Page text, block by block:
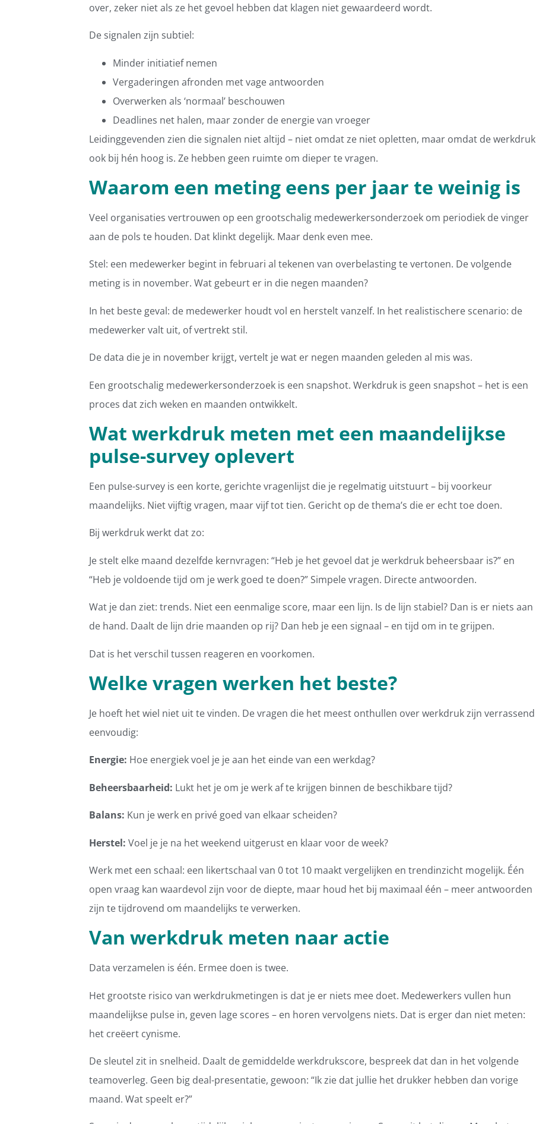
over, zeker niet als ze het gevoel hebben dat klagen niet gewaardeerd wordt.
De signalen zijn subtiel:
Minder initiatief nemen
Vergaderingen afronden met vage antwoorden
Overwerken als ‘normaal’ beschouwen
Deadlines net halen, maar zonder de energie van vroeger
Leidinggevenden zien die signalen niet altijd – niet omdat ze niet opletten, maar omdat de werkdruk
ook bij hén hoog is. Ze hebben geen ruimte om dieper te vragen.
Waarom een meting eens per jaar te weinig is
Veel organisaties vertrouwen op een grootschalig medewerkersonderzoek om periodiek de vinger
aan de pols te houden. Dat klinkt degelijk. Maar denk even mee.
Stel: een medewerker begint in februari al tekenen van overbelasting te vertonen. De volgende
meting is in november. Wat gebeurt er in die negen maanden?
In het beste geval: de medewerker houdt vol en herstelt vanzelf. In het realistischere scenario: de
medewerker valt uit, of vertrekt stil.
De data die je in november krijgt, vertelt je wat er negen maanden geleden al mis was.
Een grootschalig medewerkersonderzoek is een snapshot. Werkdruk is geen snapshot – het is een
proces dat zich weken en maanden ontwikkelt.
Wat werkdruk meten met een maandelijkse
pulse-survey oplevert
Een pulse-survey is een korte, gerichte vragenlijst die je regelmatig uitstuurt – bij voorkeur
maandelijks. Niet vijftig vragen, maar vijf tot tien. Gericht op de thema’s die er echt toe doen.
Bij werkdruk werkt dat zo:
Je stelt elke maand dezelfde kernvragen: “Heb je het gevoel dat je werkdruk beheersbaar is?” en
“Heb je voldoende tijd om je werk goed te doen?” Simpele vragen. Directe antwoorden.
Wat je dan ziet: trends. Niet een eenmalige score, maar een lijn. Is de lijn stabiel? Dan is er niets aan
de hand. Daalt de lijn drie maanden op rij? Dan heb je een signaal – en tijd om in te grijpen.
Dat is het verschil tussen reageren en voorkomen.
Welke vragen werken het beste?
Je hoeft het wiel niet uit te vinden. De vragen die het meest onthullen over werkdruk zijn verrassend
eenvoudig:
Energie: Hoe energiek voel je je aan het einde van een werkdag?
Beheersbaarheid: Lukt het je om je werk af te krijgen binnen de beschikbare tijd?
Balans: Kun je werk en privé goed van elkaar scheiden?
Herstel: Voel je je na het weekend uitgerust en klaar voor de week?
Werk met een schaal: een likertschaal van 0 tot 10 maakt vergelijken en trendinzicht mogelijk. Één
open vraag kan waardevol zijn voor de diepte, maar houd het bij maximaal één – meer antwoorden
zijn te tijdrovend om maandelijks te verwerken.
Van werkdruk meten naar actie
Data verzamelen is één. Ermee doen is twee.
Het grootste risico van werkdrukmetingen is dat je er niets mee doet. Medewerkers vullen hun
maandelijkse pulse in, geven lage scores – en horen vervolgens niets. Dat is erger dan niet meten:
het creëert cynisme.
De sleutel zit in snelheid. Daalt de gemiddelde werkdrukscore, bespreek dat dan in het volgende
teamoverleg. Geen big deal-presentatie, gewoon: “Ik zie dat jullie het drukker hebben dan vorige
maand. Wat speelt er?”